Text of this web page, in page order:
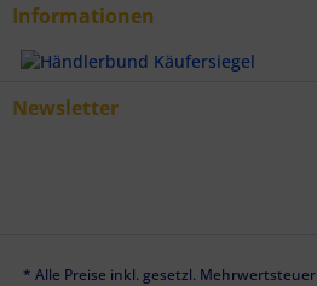
Informationen
Newsletter
* Alle Preise inkl. gesetzl. Mehrwertsteuer